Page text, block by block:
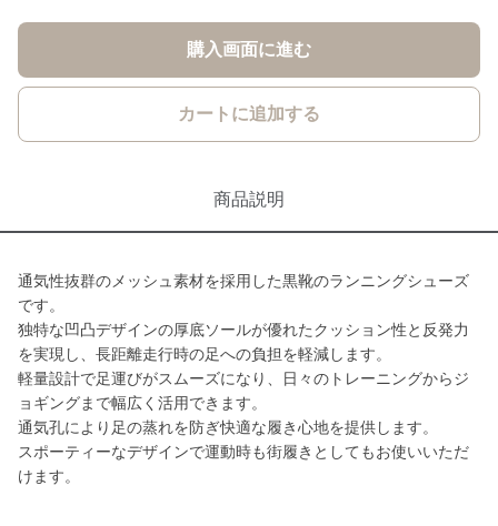
購入画面に進む
カートに追加する
商品説明
通気性抜群のメッシュ素材を採用した黒靴のランニングシューズ
です。
独特な凹凸デザインの厚底ソールが優れたクッション性と反発力
を実現し、長距離走行時の足への負担を軽減します。
軽量設計で足運びがスムーズになり、日々のトレーニングからジ
ョギングまで幅広く活用できます。
通気孔により足の蒸れを防ぎ快適な履き心地を提供します。
スポーティーなデザインで運動時も街履きとしてもお使いいただ
けます。